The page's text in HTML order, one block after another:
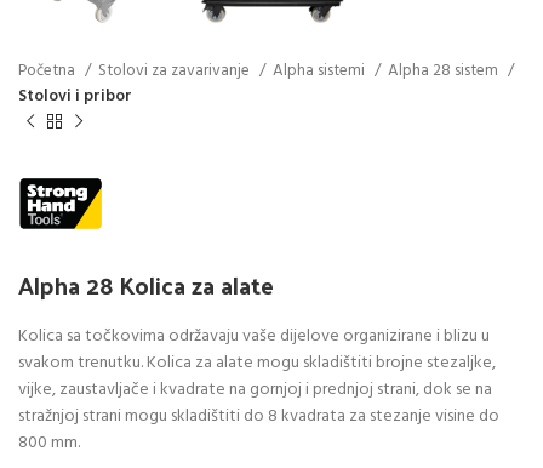
Početna Stolovi za zavarivanje Alpha sistemi
Alpha 28 sistem
Stolovi i pribor
Alpha 28 Kolica za alate
Kolica sa točkovima održavaju vaše dijelove organizirane i blizu u
svakom trenutku. Kolica za alate mogu skladištiti brojne stezaljke,
vijke, zaustavljače i kvadrate na gornjoj i prednjoj strani, dok se na
stražnjoj strani mogu skladištiti do 8 kvadrata za stezanje visine do
800 mm.